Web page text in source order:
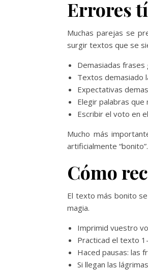
Errores
Muchas parejas se
surgir textos que se
Demasiadas
Textos demasiado
Expectativas
Elegir palabras
Escribir el voto en
Mucho más
artificialmente “bonito”.
Cómo
El texto más bonito
magia.
Imprimid vuestro
Practicad el texto
Haced pausas: las
Si llegan las